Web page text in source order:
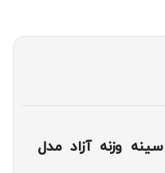
وزنه آزاد مدل